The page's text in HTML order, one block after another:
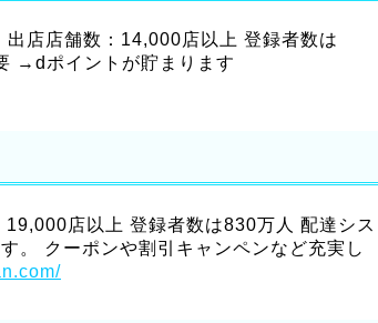
店店舗数：14,000店以上 登録者数は
→dポイントが貯まります
店以上 登録者数は830万人 配達シス
。 クーポンや割引キャンペンなど充実し